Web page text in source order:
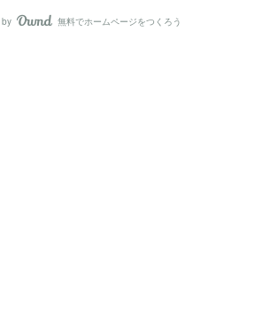
AmebaOwnd
無料でホームページをつくろう